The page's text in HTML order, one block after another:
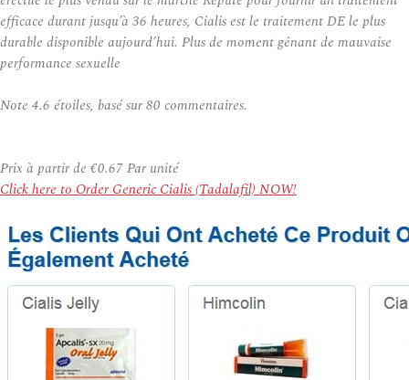
efficace durant jusqu’à 36 heures, Cialis est le traitement DE le plus
durable disponible aujourd’hui. Plus de moment gênant de mauvaise
performance sexuelle
Note 4.6 étoiles, basé sur80 commentaires.
Prix à partir de €0.67Par unité
Click here to Order Generic Cialis (Tadalafil) NOW!